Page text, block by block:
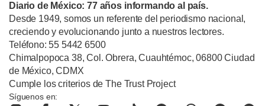
Diario de México: 77 años informando al país.
Desde 1949, somos un referente del periodismo nacional,
creciendo y evolucionando junto a nuestros lectores.
Teléfono: 55 5442 6500
Chimalpopoca 38, Col. Obrera, Cuauhtémoc, 06800 Ciudad
de México, CDMX
Cumple los criterios de The Trust Project
Síguenos en: